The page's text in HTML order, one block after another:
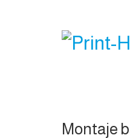
Montaje